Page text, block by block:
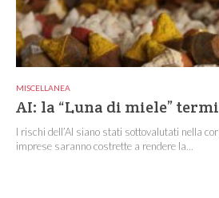
MISCELLANEA
AI: la “Luna di miele”
I rischi dell’AI siano stati sottovalutati nella
imprese saranno costrette a rendere la...